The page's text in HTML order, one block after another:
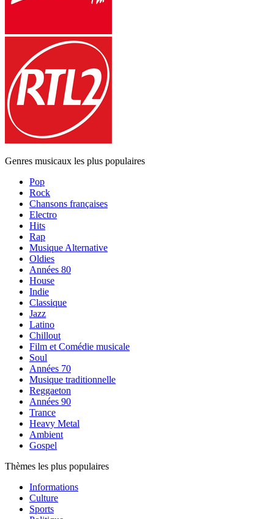
Genres musicaux les plus populaires
Pop
Rock
Chansons françaises
Electro
Hits
Rap
Musique Alternative
Oldies
Années 80
House
Indie
Classique
Jazz
Latino
Chillout
Film et Comédie musicale
Soul
Années 70
Musique traditionnelle
Reggaeton
Années 90
Trance
Heavy Metal
Ambient
Gospel
Thèmes les plus populaires
Informations
Culture
Sports